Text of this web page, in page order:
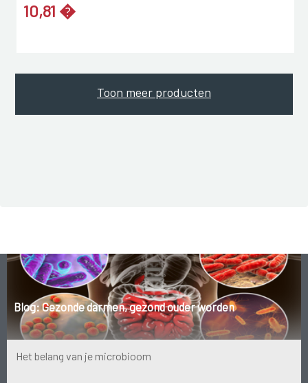
10,81 �
Toon meer producten
Blog: Gezonde darmen, gezond ouder worden
Het belang van je microbioom